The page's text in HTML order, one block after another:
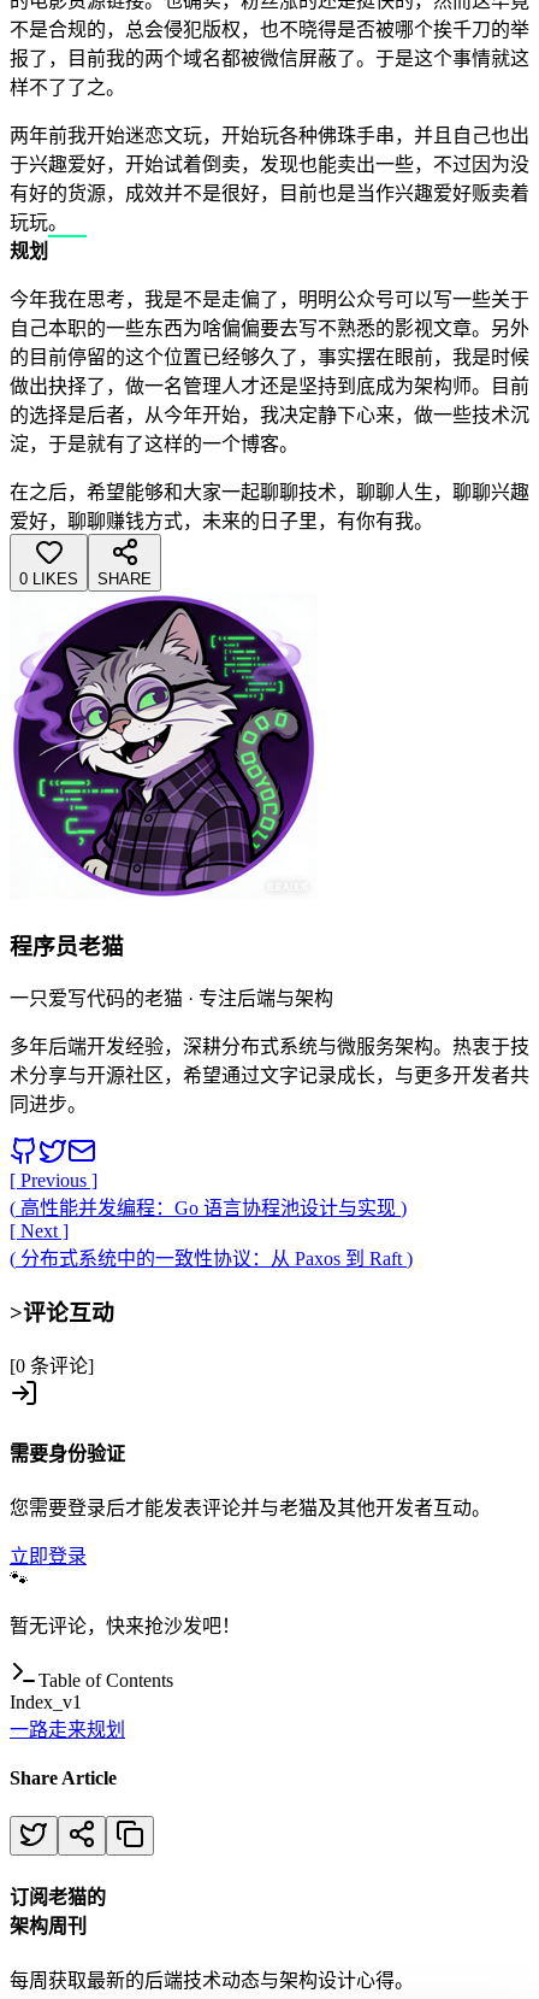
不是合规的，总会侵犯版权，也不晓得是否被哪个挨千刀的举
报了，目前我的两个域名都被微信屏蔽了。于是这个事情就这
样不了了之。
两年前我开始迷恋文玩，开始玩各种佛珠手串，并且自己也出
于兴趣爱好，开始试着倒卖，发现也能卖出一些，不过因为没
有好的货源，成效并不是很好，目前也是当作兴趣爱好贩卖着
玩玩。
规划
今年我在思考，我是不是走偏了，明明公众号可以写一些关于
自己本职的一些东西为啥偏偏要去写不熟悉的影视文章。另外
的目前停留的这个位置已经够久了，事实摆在眼前，我是时候
做出抉择了，做一名管理人才还是坚持到底成为架构师。目前
的选择是后者，从今年开始，我决定静下心来，做一些技术沉
淀，于是就有了这样的一个博客。
在之后，希望能够和大家一起聊聊技术，聊聊人生，聊聊兴趣
爱好，聊聊赚钱方式，未来的日子里，有你有我。
0 LIKES SHARE
程序员老猫
一只爱写代码的老猫 · 专注后端与架构
多年后端开发经验，深耕分布式系统与微服务架构。热衷于技
术分享与开源社区，希望通过文字记录成长，与更多开发者共
同进步。
[ Previous ]
( 高性能并发编程：Go 语言协程池设计与实现 )
[ Next ]
( 分布式系统中的一致性协议：从 Paxos 到 Raft )
>评论互动
[0 条评论]
需要身份验证
您需要登录后才能发表评论并与老猫及其他开发者互动。
立即登录
🐾
暂无评论，快来抢沙发吧！
Table of Contents
Index_v1
一路走来规划
Share Article
订阅老猫的
架构周刊
每周获取最新的后端技术动态与架构设计心得。